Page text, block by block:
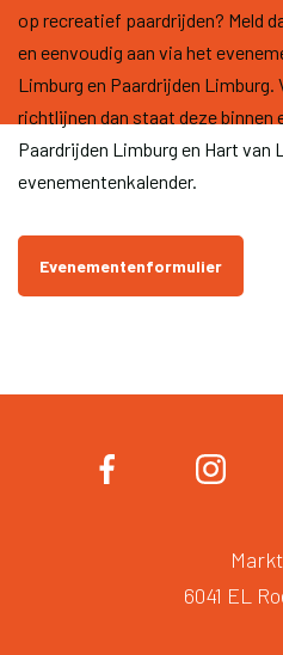
op recreatief paardrijden? Meld
en eenvoudig aan via het
Limburg en Paardrijden Limburg.
richtlijnen dan staat deze binnen
Paardrijden Limburg en Hart van
evenementenkalender.
Evenementenformulier
6041 EL